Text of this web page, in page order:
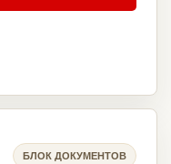
БЛОК ДОКУМЕНТОВ